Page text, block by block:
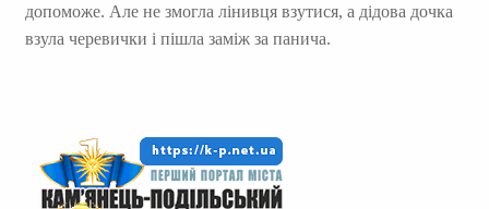
допоможе. Але не змогла лінивця взутися, а дідова дочка
взула черевички і пішла заміж за панича.